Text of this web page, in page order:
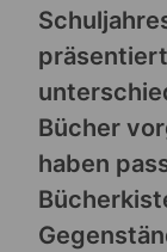
Bücher
haben